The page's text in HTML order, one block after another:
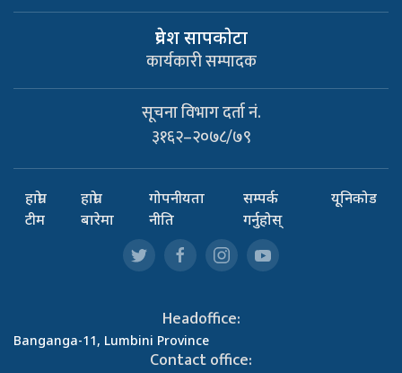
प्रवेश सापकाेटा
कार्यकारी सम्पादक
सूचना विभाग दर्ता नं.
३१६२–२०७८/७९
हाम्रो
टीम
हाम्रो
बारेमा
गोपनीयता
नीति
सम्पर्क
गर्नुहोस्
यूनिकोड
Headoffice:
Banganga-11, Lumbini Province
Contact office: